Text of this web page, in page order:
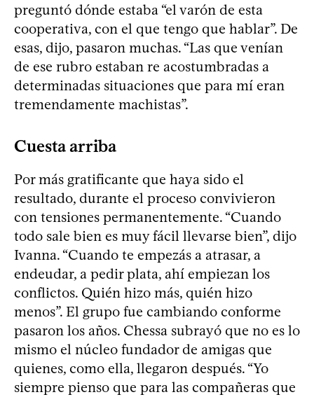
preguntó dónde estaba “el varón de esta
cooperativa, con el que tengo que hablar”. De
esas, dijo, pasaron muchas. “Las que venían
de ese rubro estaban re acostumbradas a
determinadas situaciones que para mí eran
tremendamente machistas”.
Cuesta arriba
Por más gratificante que haya sido el
resultado, durante el proceso convivieron
con tensiones permanentemente. “Cuando
todo sale bien es muy fácil llevarse bien”, dijo
Ivanna. “Cuando te empezás a atrasar, a
endeudar, a pedir plata, ahí empiezan los
conflictos. Quién hizo más, quién hizo
menos”. El grupo fue cambiando conforme
pasaron los años. Chessa subrayó que no es lo
mismo el núcleo fundador de amigas que
quienes, como ella, llegaron después. “Yo
siempre pienso que para las compañeras que